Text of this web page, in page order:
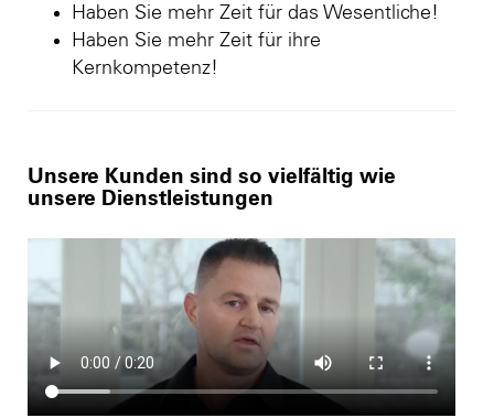
Haben Sie mehr Zeit für das Wesentliche!
Haben Sie mehr Zeit für ihre
Kernkompetenz!
Unsere Kunden sind so vielfältig wie
unsere Dienstleistungen